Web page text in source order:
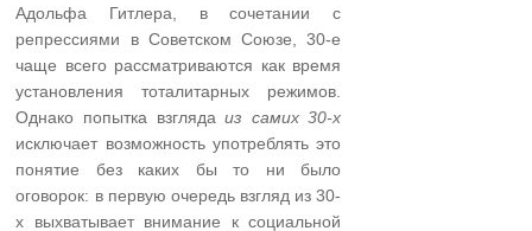
Адольфа Гитлера, в сочетании с
репрессиями в Советском Сою­зе, 30-е
чаще всего рассматриваются как время
установления тоталитарных режимов.
Однако попытка взглядаиз самих 30-х
исключает возможность употреблять это
понятие без каких бы то ни было
оговорок: в первую очередь взгляд из 30-
х выхватывает внимание к социальной